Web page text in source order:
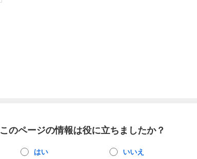
このページの情報は役に立ちましたか？
はい いいえ